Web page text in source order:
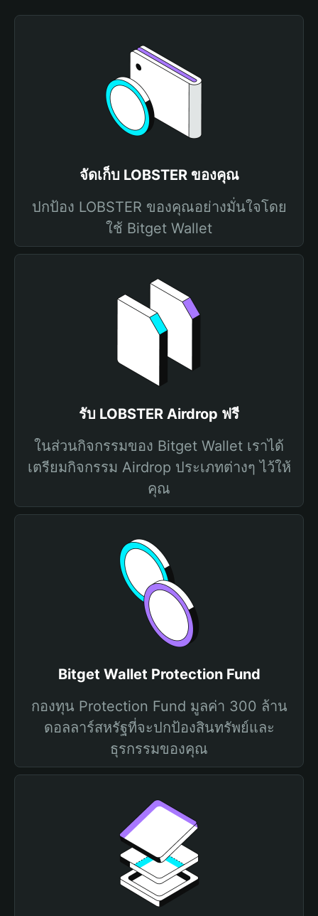
จัดเก็บ LOBSTER ของคุณ
ปกป้อง LOBSTER ของคุณอย่างมั่นใจโดย
ใช้ Bitget Wallet
รับ LOBSTER Airdrop ฟรี
ในส่วนกิจกรรมของ Bitget Wallet เราได้
เตรียมกิจกรรม Airdrop ประเภทต่างๆ ไว้ให้
คุณ
Bitget Wallet Protection Fund
กองทุน Protection Fund มูลค่า 300 ล้าน
ดอลลาร์สหรัฐที่จะปกป้องสินทรัพย์และ
ธุรกรรมของคุณ